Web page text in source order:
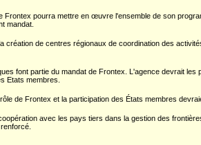
Frontex pourra mettre en œuvre l'ensemble de son
mandat.
création de centres régionaux de coordination des
font partie du mandat de Frontex. L'agence devrait
Etats membres.
de Frontex et la participation des États membres
avec les pays tiers dans la gestion des